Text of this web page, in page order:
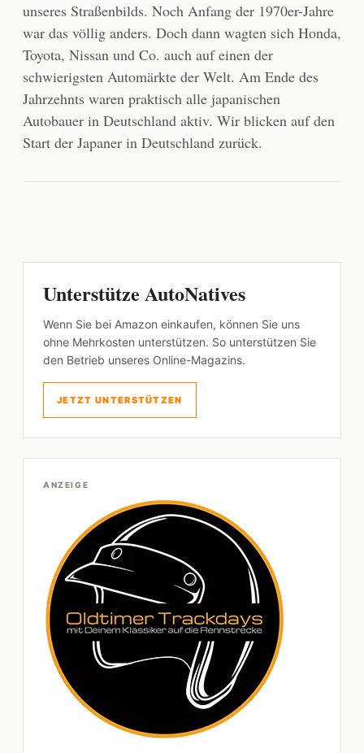
unseres Straßenbilds. Noch Anfang der 1970er-Jahre
war das völlig anders. Doch dann wagten sich Honda,
Toyota, Nissan und Co. auch auf einen der
schwierigsten Automärkte der Welt. Am Ende des
Jahrzehnts waren praktisch alle japanischen
Autobauer in Deutschland aktiv. Wir blicken auf den
Start der Japaner in Deutschland zurück.
Unterstütze AutoNatives
Wenn Sie bei Amazon einkaufen, können Sie uns
ohne Mehrkosten unterstützen. So unterstützen Sie
den Betrieb unseres Online-Magazins.
JETZT UNTERSTÜTZEN
ANZEIGE